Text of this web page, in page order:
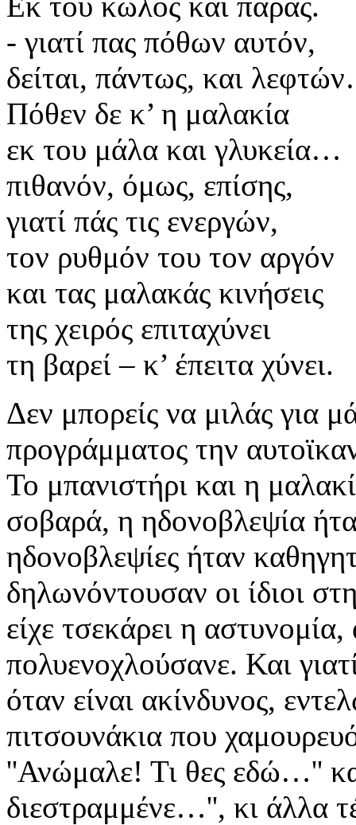
- γιατί πας πόθων αυτόν,
δείται, πάντως, και
Πόθεν δε κ’ η μαλακία
εκ του μάλα και γλυκεία…
πιθανόν, όμως, επίσης,
γιατί πάς τις ενεργών,
τον ρυθμόν του τον αργόν
και τας μαλακάς κινήσεις
της χειρός επιταχύνει
τη βαρεί – κ’ έπειτα χύνει.
Δεν μπορείς να μιλάς για
προγράμματος την
Το μπανιστήρι και η
σοβαρά, η ηδονοβλεψία
ηδονοβλεψίες ήταν
δηλωνόντουσαν οι ίδιοι
είχε τσεκάρει η
πολυενοχλούσανε. Και
όταν είναι ακίνδυνος,
πιτσουνάκια που
''Ανώμαλε! Τι θες εδώ…''
διεστραμμένε…'', κι άλλα